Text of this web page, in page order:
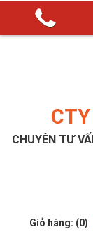
CHUYÊN TƯ
Giỏ hàng: (0)